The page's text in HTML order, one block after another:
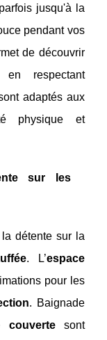
jusqu'à la
pendant vos
de découvrir
respectant
adaptés aux
physique et
sur les
détente sur la
. L’espace
pour les
. Baignade
couvertesont